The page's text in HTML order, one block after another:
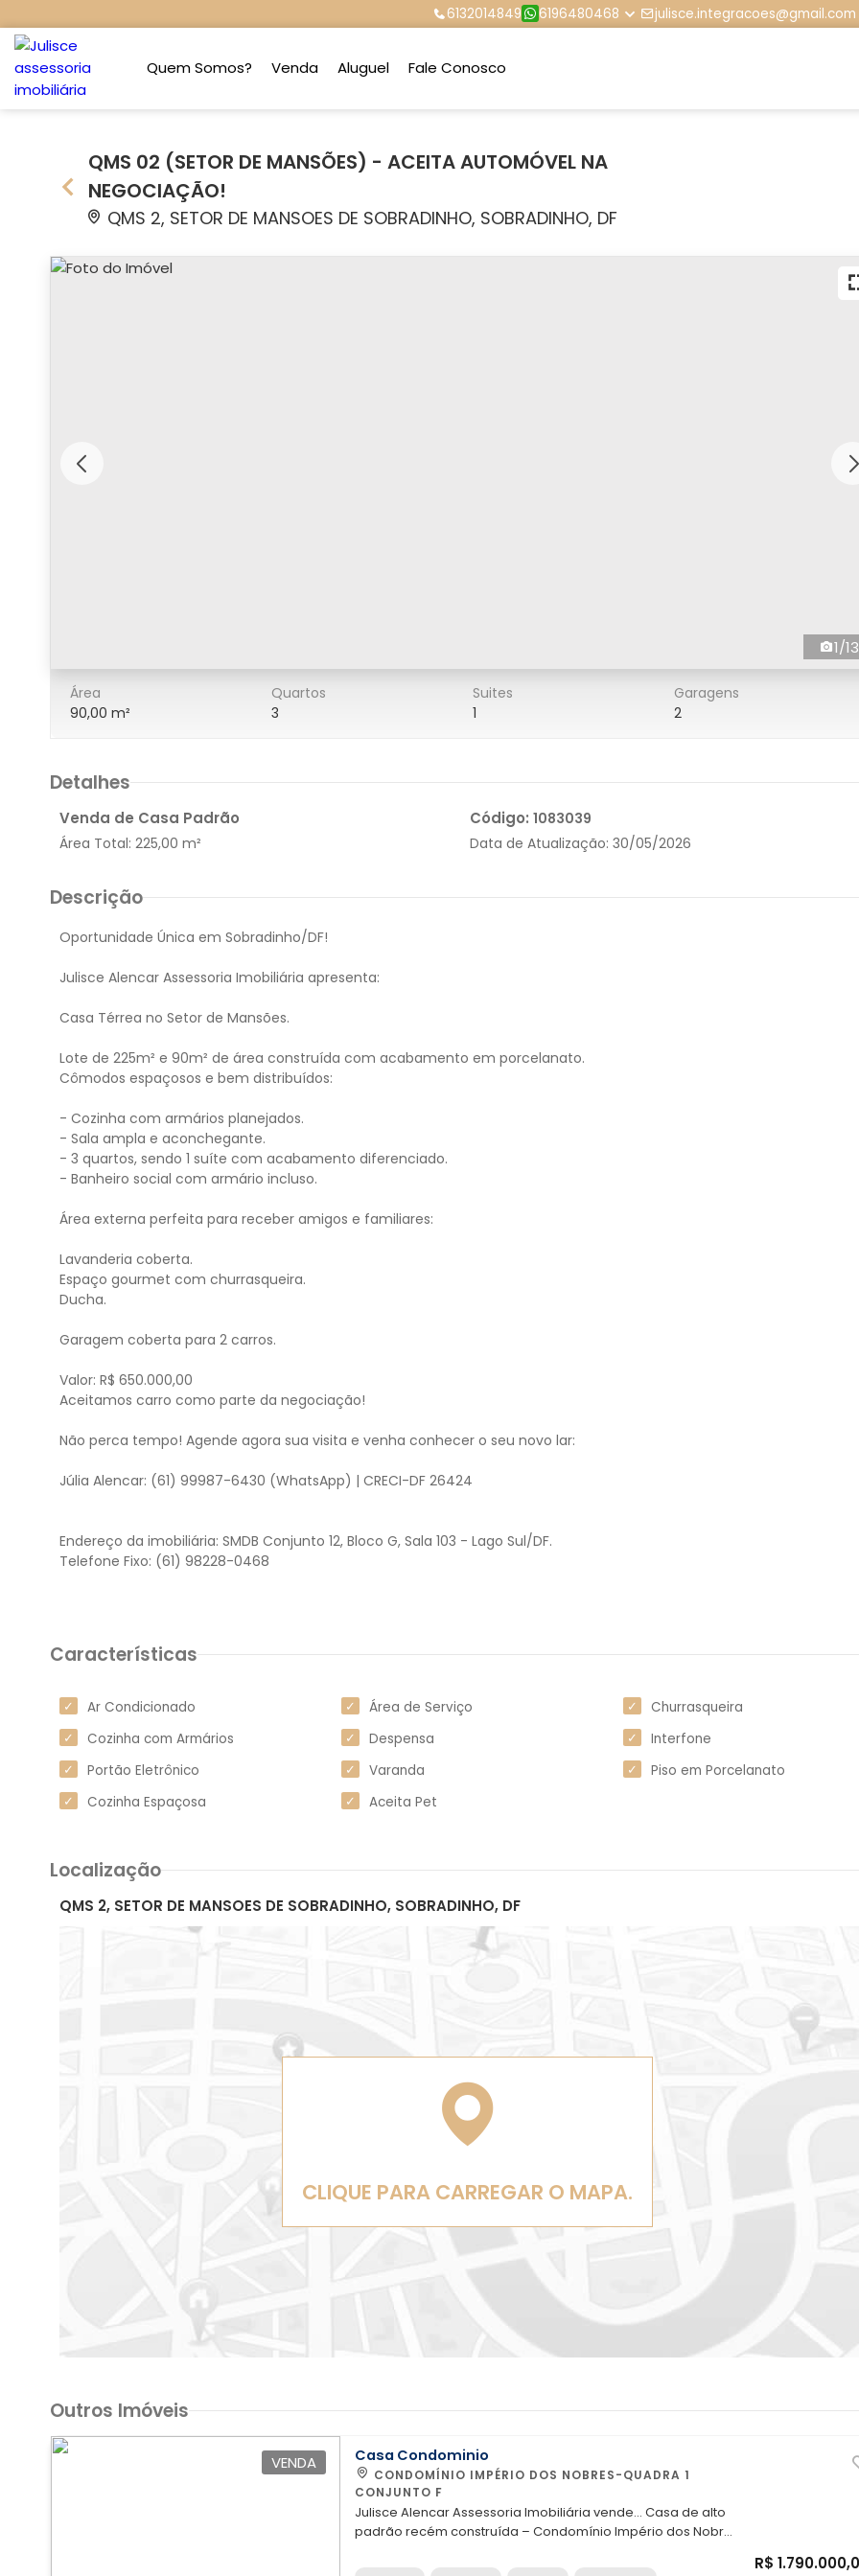
6132014849 6196480468 julisce.integracoes@gmail.com
Quem Somos? Venda Aluguel Fale Conosco
QMS 02 (SETOR DE MANSÕES) - ACEITA AUTOMÓVEL NA
NEGOCIAÇÃO!
QMS 2, SETOR DE MANSOES DE SOBRADINHO, SOBRADINHO, DF
1/13
Área
90,00 m²
Quartos
3
Suites
1
Garagens
2
Detalhes
Venda de Casa Padrão Código:1083039
Área Total: 225,00 m² Data de Atualização:30/05/2026
Descrição
Oportunidade Única em Sobradinho/DF!
Julisce Alencar Assessoria Imobiliária apresenta:
Casa Térrea no Setor de Mansões.
Lote de 225m² e 90m² de área construída com acabamento em porcelanato.
Cômodos espaçosos e bem distribuídos:
- Cozinha com armários planejados.
- Sala ampla e aconchegante.
- 3 quartos, sendo 1 suíte com acabamento diferenciado.
- Banheiro social com armário incluso.
Área externa perfeita para receber amigos e familiares:
Lavanderia coberta.
Espaço gourmet com churrasqueira.
Ducha.
Garagem coberta para 2 carros.
Valor: R$ 650.000,00
Aceitamos carro como parte da negociação!
Não perca tempo! Agende agora sua visita e venha conhecer o seu novo lar:
Júlia Alencar: (61) 99987-6430 (WhatsApp) | CRECI-DF 26424
Endereço da imobiliária: SMDB Conjunto 12, Bloco G, Sala 103 - Lago Sul/DF.
Telefone Fixo: (61) 98228-0468
Características
Ar Condicionado Área de Serviço
Churrasqueira
Cozinha com Armários
Despensa
Interfone
Portão Eletrônico
Varanda
Piso em Porcelanato
Cozinha Espaçosa
Aceita Pet
Localização
QMS 2, SETOR DE MANSOES DE SOBRADINHO, SOBRADINHO, DF
CLIQUE PARA CARREGAR O MAPA.
Outros Imóveis
VENDA Casa Condominio
CONJUNTO F
Julisce Alencar Assessoria Imobiliária vende... Casa de alto
padrão recém construída – Condomínio Império dos Nobres
R$